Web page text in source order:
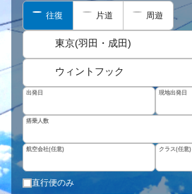
往復 片道 周遊
東京(羽田・成田)
ウィントフック
出発日 現地出発日
搭乗人数
航空会社(任意) クラス(任意)
直行便のみ